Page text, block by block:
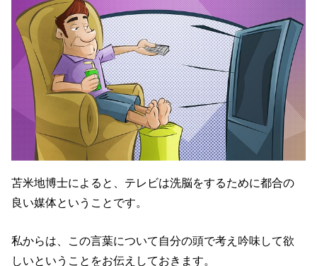
苫米地博士によると、テレビは洗脳をするために都合の
良い媒体ということです。
私からは、この言葉について自分の頭で考え吟味して欲
しいということをお伝えしておきます。